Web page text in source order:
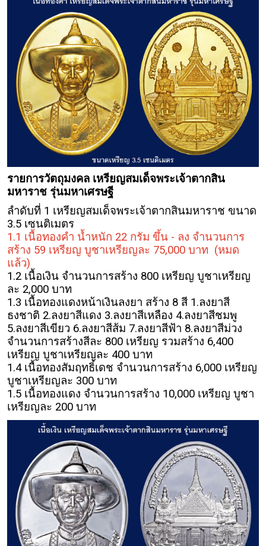
รายการวัตถุมงคล เหรียญสมเด็จพระเจ้าตากสิน
มหาราช รุ่นมหาเศรษฐี
ลำดับที่ 1 เหรียญสมเด็จพระเจ้าตากสินมหาราช ขนาด
3.5 เซนติเมตร
1.1 เนื้อทองคำ น้ำหนัก 22 กรัม ขึ้น - ลง จำนวนการ
สร้าง 59 เหรียญ บูชาเหรียญละ 75,000 บาท (หมด
แล้ว)
1.2 เนื้อเงิน จำนวนการสร้าง 800 เหรียญ บูชาเหรียญ
ละ 2,000 บาท
1.3 เนื้อทองแดงหน้าเงินลงยา สร้าง 8 สี 1.ลงยาสี
ธงชาติ 2.ลงยาสีแดง 3.ลงยาสีเหลือง 4.ลงยาสีชมพู
5.ลงยาสีเขียว 6.ลงยาสีส้ม 7.ลงยาสีฟ้า 8.ลงยาสีม่วง
จำนวนการสร้างสีละ 800 เหรียญ รวมสร้าง 6,400
เหรียญ บูชาเหรียญละ 400 บาท
1.4 เนื้อทองสัมฤทธิ์เดช จำนวนการสร้าง 6,000 เหรียญ
บูชาเหรียญละ 300 บาท
1.5 เนื้อทองแดง จำนวนการสร้าง 10,000 เหรียญ บูชา
เหรียญละ 200 บาท